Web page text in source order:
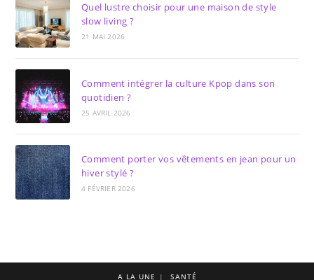
Quel lustre choisir pour une maison de style
slow living ?
21 MAI 2026
Comment intégrer la culture Kpop dans son
quotidien ?
25 AVRIL 2026
Comment porter vos vêtements en jean pour un
hiver stylé ?
4 FÉVRIER 2026
A LA UNE SANTÉ